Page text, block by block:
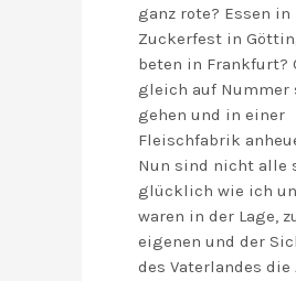
ganz rote? Essen in
Zuckerfest in
beten in Frankfurt?
gleich auf Nummer
gehen und in einer
Fleischfabrik
Nun sind nicht alle
glücklich wie ich
waren in der Lage,
eigenen und der
des Vaterlandes die